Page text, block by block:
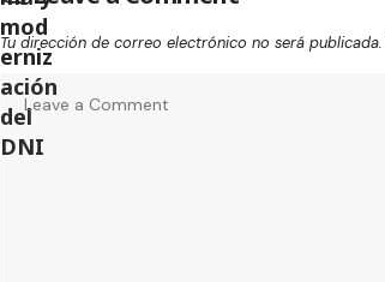
Tu dirección de correo electrónico no será publicada.